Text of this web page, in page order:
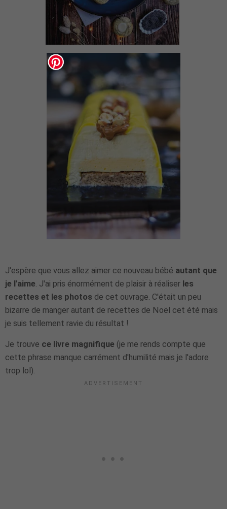
J'espère que vous allez aimer ce nouveau bébé autant que
je l'aime . J'ai pris énormément de plaisir à réaliser les
recettes et les photos de cet ouvrage. C'était un peu
bizarre de manger autant de recettes de Noël cet été mais
je suis tellement ravie du résultat !
Je trouve ce livre magnifique (je me rends compte que
cette phrase manque carrément d'humilité mais je l'adore
trop lol).